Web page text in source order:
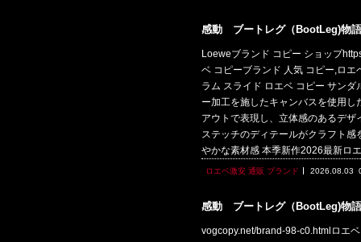
感動 ブートレグ（BootLeg)物語
Loeweブランド コピー ショップ
ベ コピーブランド 人気 コピー,ロ
ラム スライド ロエベ コピー サン
ー加工を施したキャンバスを使用
アウトで表現し、立体感のあるデ
ステッチのディテールがクラフト
やかな素材感 本季新作2026最新ロ
ロエベ激安 通販 ブランド 2026.08.03
感動 ブートレグ（BootLeg)物語
vogcopy.net/brand-98-c0.htmlロエ